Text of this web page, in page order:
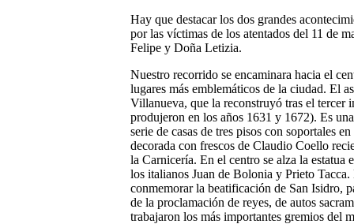
Hay que destacar los dos grandes
por las víctimas de los atentados del 11 de
Felipe y Doña Letizia.
Nuestro recorrido se encaminara hacia el
lugares más emblemáticos de la ciudad. El
Villanueva, que la reconstruyó tras el tercer
produjeron en los años 1631 y 1672). Es
serie de casas de tres pisos con soportales
decorada con frescos de Claudio Coello
la Carnicería. En el centro se alza la
los italianos Juan de Bolonia y Prieto
conmemorar la beatificación de San Isidro,
de la proclamación de reyes, de autos
trabajaron los más importantes gremios del